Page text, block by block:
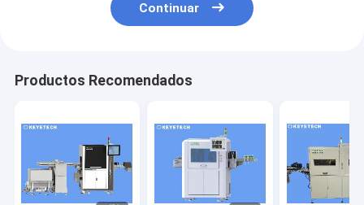
Continuar
Productos Recomendados